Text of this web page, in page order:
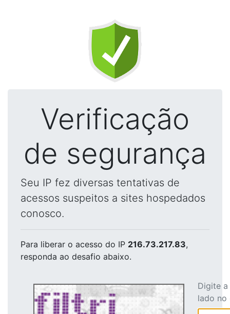
Verificação
de segurança
Seu IP fez diversas tentativas de
acessos suspeitos a sites hospedados
conosco.
Para liberar o acesso do IP 216.73.217.83,
responda ao desafio abaixo.
Digite
lado no